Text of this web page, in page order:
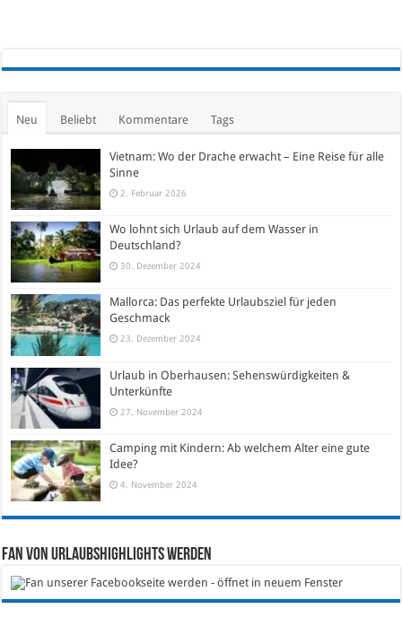
Neu Beliebt Kommentare Tags
Vietnam: Wo der Drache erwacht – Eine Reise für alle
Sinne
2. Februar 2026
Wo lohnt sich Urlaub auf dem Wasser in
Deutschland?
30. Dezember 2024
Mallorca: Das perfekte Urlaubsziel für jeden
Geschmack
23. Dezember 2024
Urlaub in Oberhausen: Sehenswürdigkeiten &
Unterkünfte
27. November 2024
Camping mit Kindern: Ab welchem Alter eine gute
Idee?
4. November 2024
Fan von Urlaubshighlights werden